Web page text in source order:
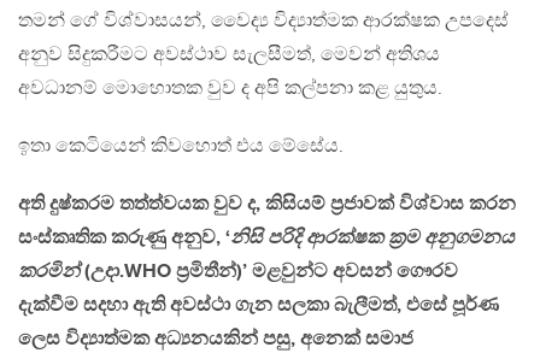
තමන් ගේ විශ්වාසයන්, වෛද්‍ය විද්‍යාත්මක ආරක්ෂක උපදෙස්
අනුව සිදුකරීමට අවස්ථාව සැලසීමත්, මෙවන් අතිශය
අවධානම් මොහොතක වුව ද අපි කල්පනා කළ යුතුය.
ඉතා කෙටියෙන් කිවහොත් එය මේසේය.
අති දුෂ්කරම තත්ත්වයක වුව ද, කිසියම් ප්‍රජාවක් විශ්වාස කරන
සංස්කෘතික කරුණු අනුව, ‘නිසි පරිදි ආරක්ෂක ක්‍රම අනුගමනය
කරමින්(උදා.WHO ප්‍රමිතීන්)’ මළවුන්ට අවසන් ගෞරව
දැක්වීම සදහා ඇති අවස්ථා ගැන සලකා බැලීමත්, එසේ පූර්ණ
ලෙස විද්‍යාත්මක අධ්‍යනයකින් පසු, අනෙක් සමාජ